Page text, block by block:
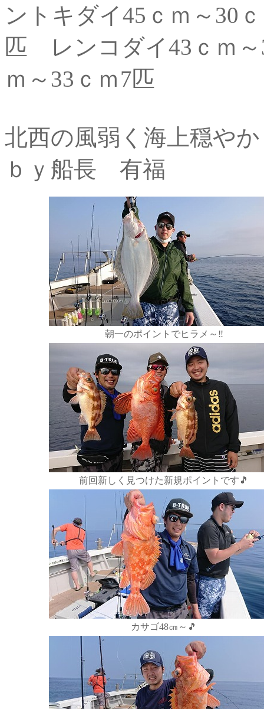
ントキダイ45ｃｍ～30
匹 レンコダイ43ｃｍ
ｍ～33ｃｍ7匹
北西の風弱く海上穏やか
ｂｙ船長 有福
朝一のポイントでヒラメ～‼️
前回新しく見つけた新規ポイントです🎵
カサゴ48㎝～🎵